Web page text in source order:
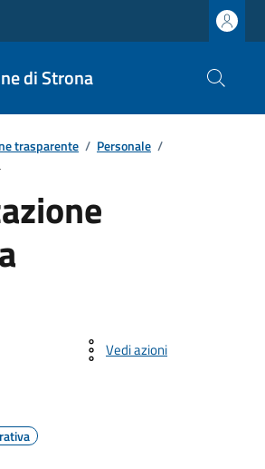
di Strona
trasparente / Personale /
Vedi azioni